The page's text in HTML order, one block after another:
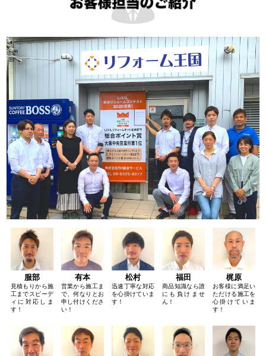
服部
見積もりから施
工までスピーデ
ィに対応しま
す！
有本
営業から施工ま
で、何なりとお
申し付けくださ
い！
松村
迅速丁寧な対応
を心掛けていま
す！
福田
商品知識なら誰
にも負けませ
ん！
梶原
お客様に満足い
ただける施工を
心掛けていま
す！